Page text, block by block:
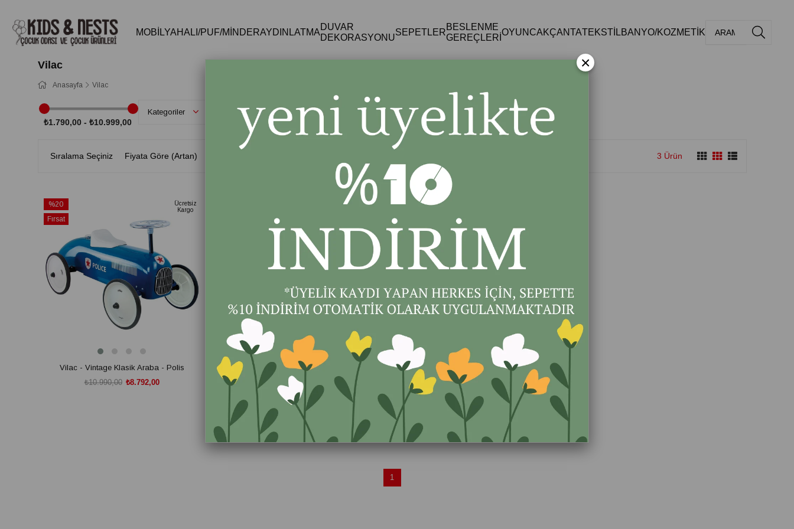
MOBİLYAHALI/PUF/MİNDERAYDINLATMA
DUVAR
DEKORASYONU
SEPETLER
BESLENME
GEREÇLERİ
OYUNCAKÇANTATEKSTİLBANYO/KOZMETİK
Vilac
Anasayfa Vilac
₺1.790,00 - ₺10.999,00
Kategoriler
Sıralama Seçiniz Fiyata Göre (Artan) 3 Ürün
%20
İndirim
%20İndirim
Fırsat
Ücretsiz
Kargo
Vilac - Vintage Klasik Araba - Polis
₺8.792,00
₺10.990,00
Vilac - Ahşap Şemsiye - Kırmızı Başlıklı Kız
₺1.790,00
SEPETE EKLE
Vilac - Light Pink Vintage Car - Pembe
Klasik Araba
₺10.999,00
SEPETE EKLE
1
×